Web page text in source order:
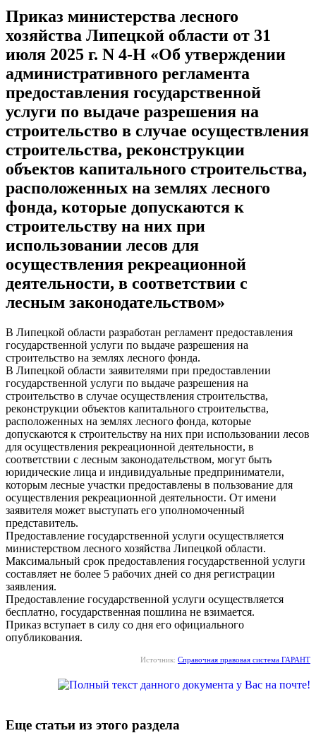
Приказ министерства лесного
хозяйства Липецкой области от 31
июля 2025 г. N 4-Н «Об утверждении
административного регламента
предоставления государственной
услуги по выдаче разрешения на
строительство в случае осуществления
строительства, реконструкции
объектов капитального строительства,
расположенных на землях лесного
фонда, которые допускаются к
строительству на них при
использовании лесов для
осуществления рекреационной
деятельности, в соответствии с
лесным законодательством»
В Липецкой области разработан регламент предоставления
государственной услуги по выдаче разрешения на
строительство на землях лесного фонда.
В Липецкой области заявителями при предоставлении
государственной услуги по выдаче разрешения на
строительство в случае осуществления строительства,
реконструкции объектов капитального строительства,
расположенных на землях лесного фонда, которые
допускаются к строительству на них при использовании лесов
для осуществления рекреационной деятельности, в
соответствии с лесным законодательством, могут быть
юридические лица и индивидуальные предприниматели,
которым лесные участки предоставлены в пользование для
осуществления рекреационной деятельности. От имени
заявителя может выступать его уполномоченный
представитель.
Предоставление государственной услуги осуществляется
министерством лесного хозяйства Липецкой области.
Максимальный срок предоставления государственной услуги
составляет не более 5 рабочих дней со дня регистрации
заявления.
Предоставление государственной услуги осуществляется
бесплатно, государственная пошлина не взимается.
Приказ вступает в силу со дня его официального
опубликования.
Источник: Справочная правовая система ГАРАНТ
Еще статьи из этого раздела